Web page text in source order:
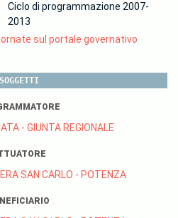
Ciclo di programmazione 2007-
2013
sul portale governativo
SOGGETTI
- GIUNTA REGIONALE
SAN CARLO - POTENZA